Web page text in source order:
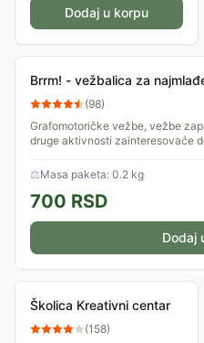
Dodaj u korpu
Brrm! - vežbalica za
(98)
Grafomotoričke vežbe, vežbe
druge aktivnosti zainteresovaće
⚖Masa paketa: 0.2 kg
700 RSD
Dodaj
Školica Kreativni centar
(158)